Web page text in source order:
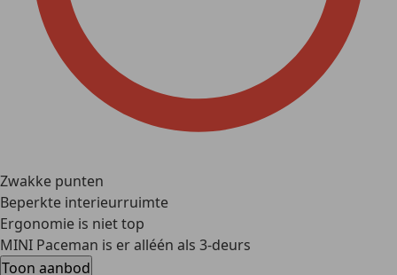
Zwakke punten
Beperkte interieurruimte
Ergonomie is niet top
MINI Paceman is er alléén als 3-deurs
Toon aanbod